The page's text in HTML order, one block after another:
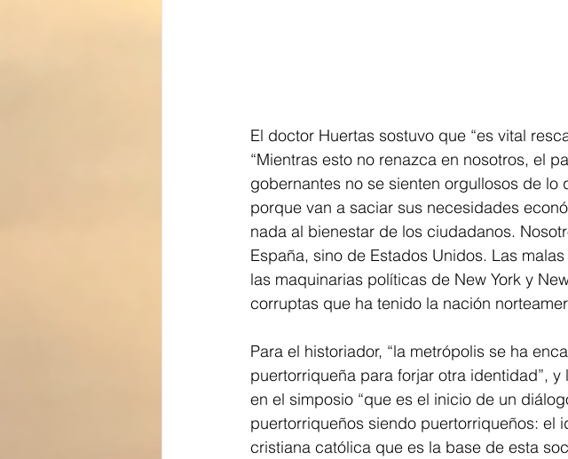
El doctor Huertas sostuvo que “es vital
“Mientras esto no renazca en nosotros, el
gobernantes no se sienten orgullosos de
porque van a saciar sus necesidades
nada al bienestar de los ciudadanos.
España, sino de Estados Unidos. Las
las maquinarias políticas de New York y
corruptas que ha tenido la nación
Para el historiador, “la metrópolis se ha
puertorriqueña para forjar otra identidad”,
en el simposio “que es el inicio de un
puertorriqueños siendo puertorriqueños: el
cristiana católica que es la base de esta